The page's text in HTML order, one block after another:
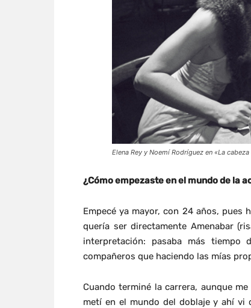
Elena Rey y Noemí Rodríguez en «La cabeza
¿Cómo empezaste en el mundo de la
Empecé ya mayor, con 24 años, pues
quería ser directamente Amenabar
interpretación: pasaba más
compañeros que haciendo las mías
Cuando terminé la carrera, aunque
metí en el mundo del doblaje y ahí vi